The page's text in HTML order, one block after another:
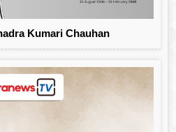
Kumari Chauhan